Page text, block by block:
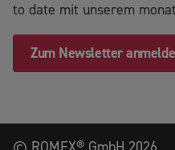
to date mit unserem
Zum Newsletter